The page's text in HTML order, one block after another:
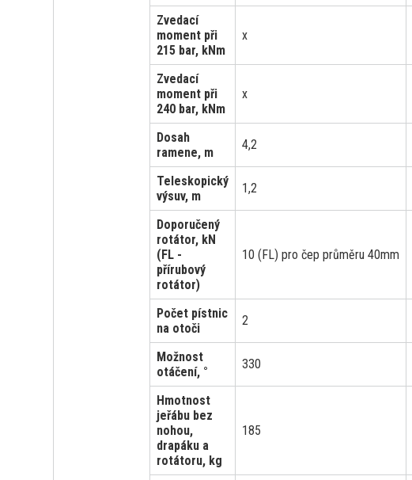
Zvedací
moment při
215 bar, kNm
x
Zvedací
moment při
240 bar, kNm
x
Dosah
ramene, m
4,2
Teleskopický
výsuv, m
1,2
Doporučený
rotátor, kN
(FL -
přírubový
rotátor)
10 (FL) pro čep průměru 40mm
Počet pístnic
na otoči
2
Možnost
otáčení, °
330
Hmotnost
jeřábu bez
nohou,
drapáku a
rotátoru, kg
185